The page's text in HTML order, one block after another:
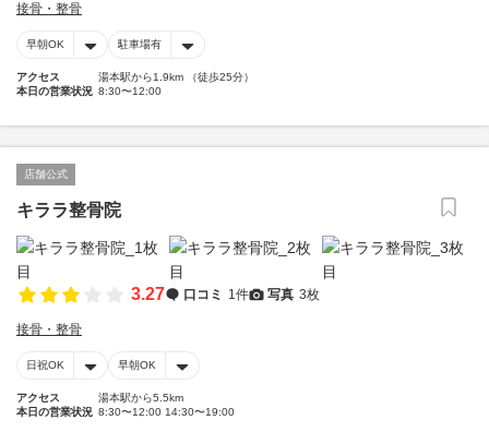
接骨・整骨
早朝OK 駐車場有
アクセス
湯本駅から1.9km （徒歩25分）
本日の営業状況 8:30〜12:00
店舗公式
キララ整骨院
3.27 口コミ 1件 写真 3枚
接骨・整骨
日祝OK 早朝OK
アクセス
湯本駅から5.5km
本日の営業状況 8:30〜12:00 14:30〜19:00